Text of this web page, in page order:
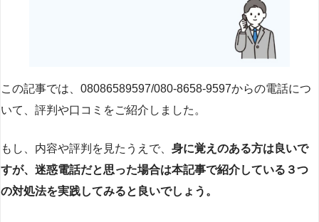
この記事では、08086589597/080-8658-9597からの電話につ
いて、評判や口コミをご紹介しました。
もし、内容や評判を見たうえで、 身に覚えのある方は良いで
すが、迷惑電話だと思った場合は本記事で紹介している３つ
の対処法を実践してみると良いでしょう。